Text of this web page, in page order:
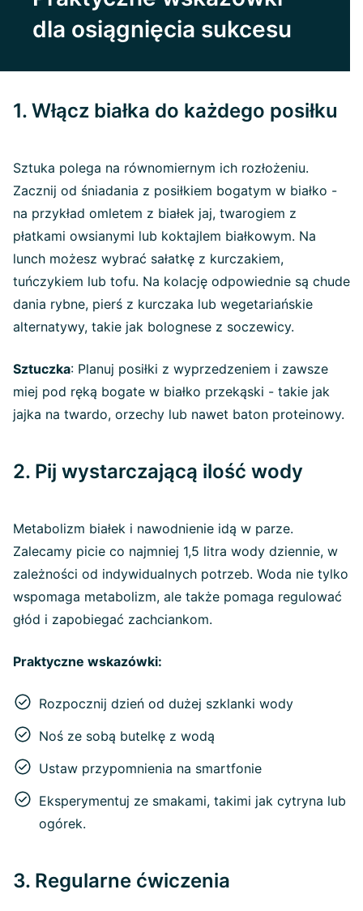
dla osiągnięcia sukcesu
1. Włącz białka do każdego posiłku
Sztuka polega na równomiernym ich rozłożeniu.
Zacznij od śniadania z posiłkiem bogatym w białko -
na przykład omletem z białek jaj, twarogiem z
płatkami owsianymi lub koktajlem białkowym. Na
lunch możesz wybrać sałatkę z kurczakiem,
tuńczykiem lub tofu. Na kolację odpowiednie są chude
dania rybne, pierś z kurczaka lub wegetariańskie
alternatywy, takie jak bolognese z soczewicy.
Sztuczka: Planuj posiłki z wyprzedzeniem i zawsze
miej pod ręką bogate w białko przekąski - takie jak
jajka na twardo, orzechy lub nawet baton proteinowy.
2. Pij wystarczającą ilość wody
Metabolizm białek i nawodnienie idą w parze.
Zalecamy picie co najmniej 1,5 litra wody dziennie, w
zależności od indywidualnych potrzeb. Woda nie tylko
wspomaga metabolizm, ale także pomaga regulować
głód i zapobiegać zachciankom.
Praktyczne wskazówki:
Rozpocznij dzień od dużej szklanki wody
Noś ze sobą butelkę z wodą
Ustaw przypomnienia na smartfonie
Eksperymentuj ze smakami, takimi jak cytryna lub
ogórek.
3. Regularne ćwiczenia